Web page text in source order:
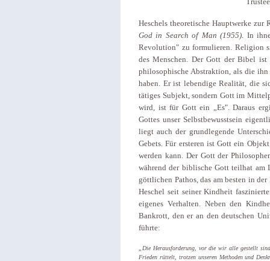
Heschels theoretische Hauptwerke
God in Search of Man (1955). In
Revolution" zu formulieren. Religion
des Menschen. Der Gott der Bibel
philosophische Abstraktion, als die ihn
haben. Er ist lebendige Realität, die
tätiges Subjekt, sondern Gott im
wird, ist für Gott ein „Es". Daraus
Gottes unser Selbstbewusstsein
liegt auch der grundlegende
Gebets. Für ersteren ist Gott ein
werden kann. Der Gott der
während der biblische Gott teilhat am
göttlichen Pathos, das am besten in
Heschel seit seiner Kindheit
eigenes Verhalten. Neben den
Bankrott, den er an den deutschen
führte:
„Die Herausforderung, vor die wir alle gestellt
Frieden rüttelt, trotzen unseren Methoden und